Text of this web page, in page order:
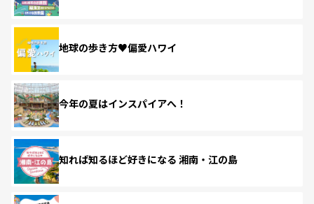
地球の歩き方♥偏愛ハワイ
今年の夏はインスパイアへ！
知れば知るほど好きになる 湘南・江の島